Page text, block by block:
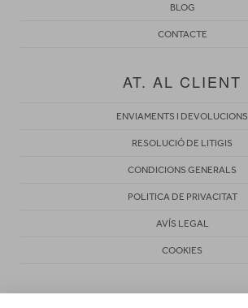
BLOG
CONTACTE
AT. AL CLIENT
ENVIAMENTS I DEVOLUCIONS
RESOLUCIÓ DE LITIGIS
CONDICIONS GENERALS
POLITICA DE PRIVACITAT
AVÍS LEGAL
COOKIES